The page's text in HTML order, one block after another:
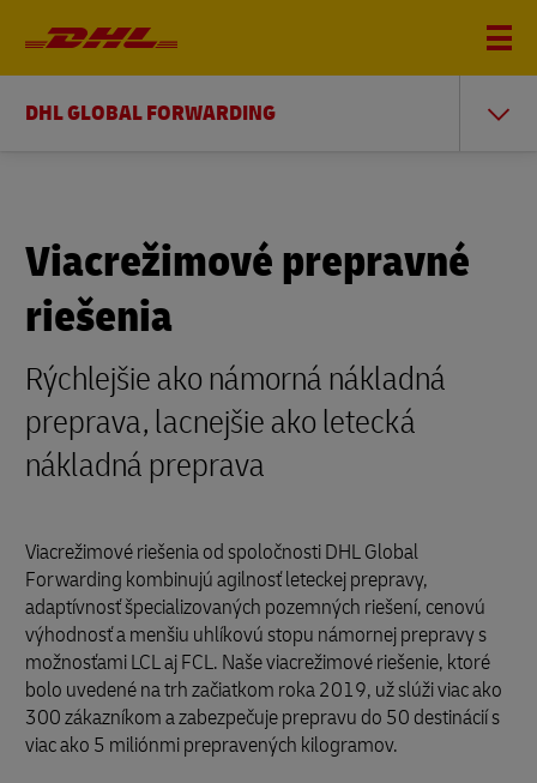
DHL GLOBAL FORWARDING
Viacrežimové prepravné
riešenia
Rýchlejšie ako námorná nákladná
preprava, lacnejšie ako letecká
nákladná preprava
Viacrežimové riešenia od spoločnosti DHL Global
Forwarding kombinujú agilnosť leteckej prepravy,
adaptívnosť špecializovaných pozemných riešení, cenovú
výhodnosť a menšiu uhlíkovú stopu námornej prepravy s
možnosťami LCL aj FCL. Naše viacrežimové riešenie, ktoré
bolo uvedené na trh začiatkom roka 2019, už slúži viac ako
300 zákazníkom a zabezpečuje prepravu do 50 destinácií s
viac ako 5 miliónmi prepravených kilogramov.